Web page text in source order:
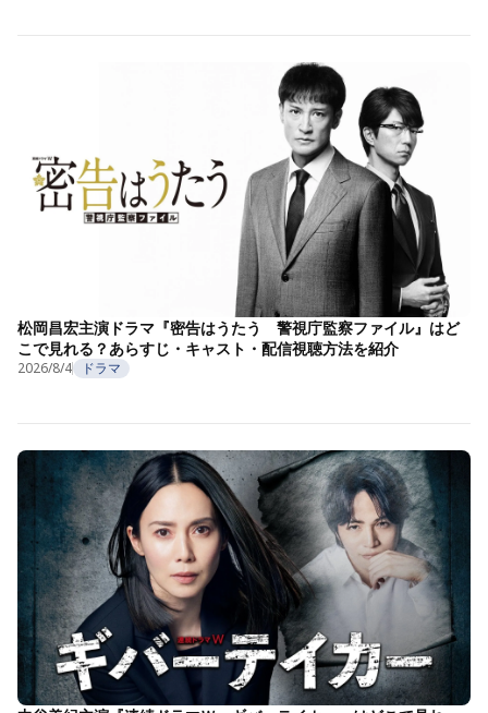
松岡昌宏主演ドラマ『密告はうたう 警視庁監察ファイル』はど
こで見れる？あらすじ・キャスト・配信視聴方法を紹介
2026/8/4 ドラマ